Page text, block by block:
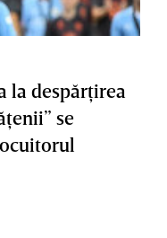
la despărţirea
se